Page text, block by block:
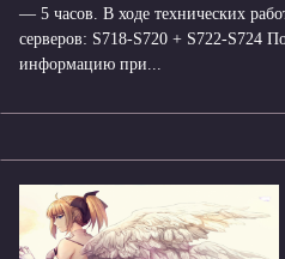
— 5 часов. В ходе технических
серверов: S718-S720 + S722-S724
информацию при...